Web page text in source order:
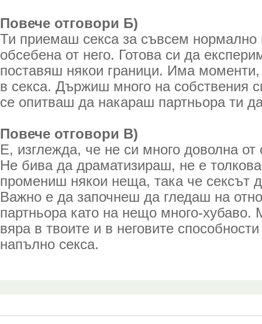
Повече отговори Б)
Ти приемаш секса за съвсем
обсебена от него. Готова си да
поставяш някои граници. Има моменти,
в секса. Държиш много на собствения
се опитваш да накараш партньора ти
Повече отговори В)
Е, изглежда, че не си много доволна от
Не бива да драматизираш, не е
промениш някои неща, така че сексът
Важно е да започнеш да гледаш на
партньора като на нещо много-хубаво.
вяра в твоите и в неговите
напълно секса.